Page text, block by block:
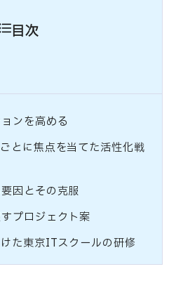
目次
ンを高める
とに焦点を当てた活性化戦
因とその克服
プロジェクト案
た東京ITスクールの研修